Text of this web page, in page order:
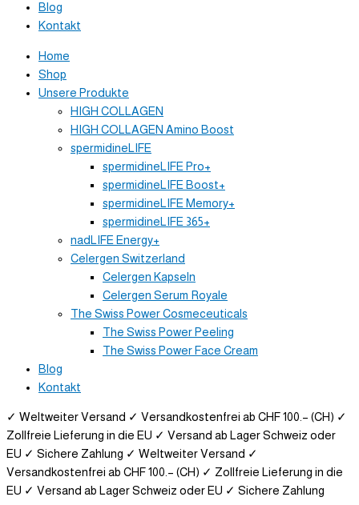
Blog
Kontakt
Home
Shop
Unsere Produkte
HIGH COLLAGEN
HIGH COLLAGEN Amino Boost
spermidineLIFE
spermidineLIFE Pro+
spermidineLIFE Boost+
spermidineLIFE Memory+
spermidineLIFE 365+
nadLIFE Energy+
Celergen Switzerland
Celergen Kapseln
Celergen Serum Royale
The Swiss Power Cosmeceuticals
The Swiss Power Peeling
The Swiss Power Face Cream
Blog
Kontakt
✓ Weltweiter Versand ✓ Versandkostenfrei ab CHF 100.– (CH) ✓
Zollfreie Lieferung in die EU ✓ Versand ab Lager Schweiz oder
EU ✓ Sichere Zahlung ✓ Weltweiter Versand ✓
Versandkostenfrei ab CHF 100.– (CH) ✓ Zollfreie Lieferung in die
EU ✓ Versand ab Lager Schweiz oder EU ✓ Sichere Zahlung